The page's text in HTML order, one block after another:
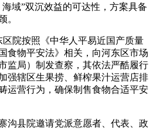
域”双沉效益的可达性，方案具备
。
院按照《中华人平易近国产质量
食物平安法》相关，向河东区市场
监局）制发查察，其依法严酷履行
强辖区生果捞、鲜榨果汁运营店排
运营行为，确保制售食物合适平安
县院邀请党派意愿者、代表、政